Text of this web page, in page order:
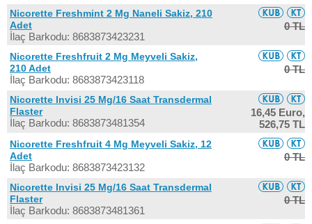
Nicorette Freshmint 2 Mg Naneli Sakiz, 210
Adet
İlaç Barkodu: 8683873423231
0 TL
Nicorette Freshfruit 2 Mg Meyveli Sakiz,
210 Adet
İlaç Barkodu: 8683873423118
0 TL
Nicorette Invisi 25 Mg/16 Saat Transdermal
Flaster
İlaç Barkodu: 8683873481354
16,45 Euro,
526,75 TL
Nicorette Freshfruit 4 Mg Meyveli Sakiz, 12
Adet
İlaç Barkodu: 8683873423132
0 TL
Nicorette Invisi 25 Mg/16 Saat Transdermal
Flaster
İlaç Barkodu: 8683873481361
0 TL